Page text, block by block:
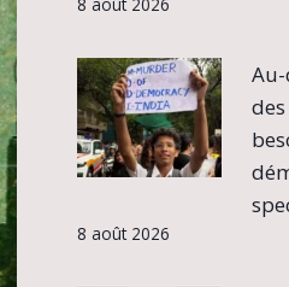
8 août 2026